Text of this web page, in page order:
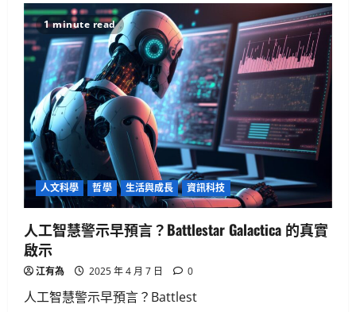
醫
療
奇
蹟：
華
盛
頓
男
子
如
何
靠
治
療
重
獲
新
生
1 minute read
人文科學 哲學 生活與成長 資訊科技
人工智慧警示早預言？Battlestar Galactica 的真實
啟示
江有為 2025 年 4 月 7 日 0
人工智慧警示早預言？Battlest
2
生活與成長
系列